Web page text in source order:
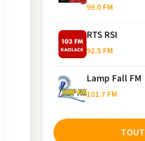
99.0 FM
RTS RSI
92.5 FM
Lamp Fall FM
101.7 FM